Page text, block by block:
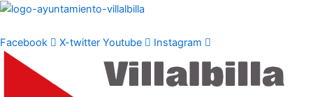
Ir
contenido
Facebook X-twitter Youtube Instagram